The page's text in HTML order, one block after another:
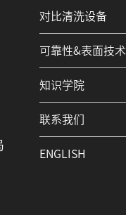
对比清洗设备
可靠性&表面技术
知识学院
联系我们
ENGLISH